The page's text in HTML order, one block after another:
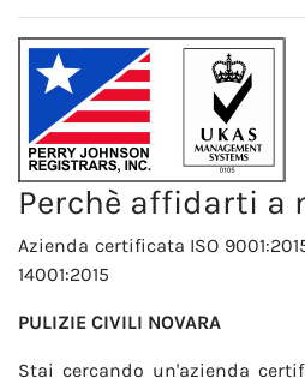
Perchè affidarti a
Azienda certificata ISO
14001:2015
PULIZIE CIVILI NOVARA
Stai cercando un'azienda